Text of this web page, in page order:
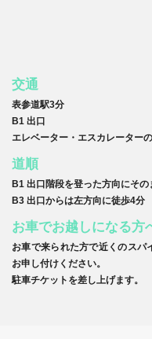
交通
表参道駅3分
B1 出口
エレベーター・エスカレーター
道順
B1 出口階段を登った方向にその
B3 出口からは左方向に徒歩4分
お車でお越しになる方
お車で来られた方で近くのスパ
お申し付けください。
駐車チケットを差し上げます。